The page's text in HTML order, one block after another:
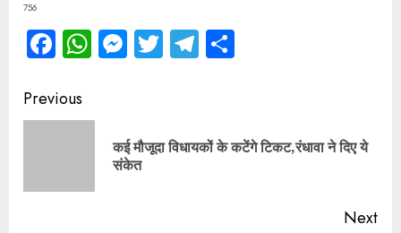
756
Facebook
WhatsApp
Messenger
TwitterTelegram
Continue
Reading
Previous
कई मौजूदा विधायकों के कटेंगे टिकट,रंधावा ने दिए ये
संकेत
Next